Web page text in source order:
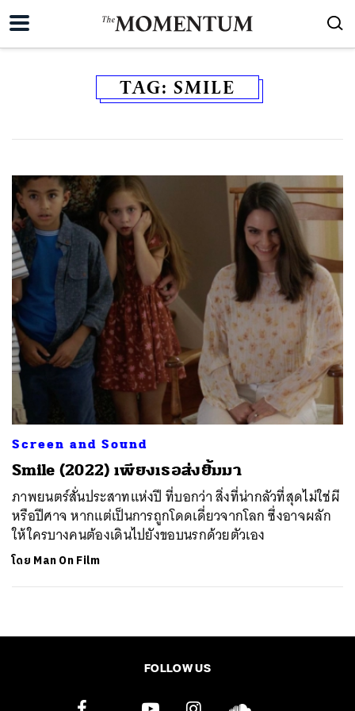
TAG: SMILE
Screen and Sound
Smile (2022) เพียงเธอส่งยิ้มมา
ภาพยนตร์สั่นประสาทแห่งปี ที่บอกว่า สิ่งที่น่ากลัวที่สุดไม่ใช่ผี
หรือปีศาจ หากแต่เป็นการถูกโดดเดี่ยวจากโลก ซึ่งอาจผลัก
ให้ใครบางคนต้องเดินไปยังขอบนรกด้วยตัวเอง
โดย Man On Film
FOLLOW US
ค้นหา
TWEET LINE EMAIL